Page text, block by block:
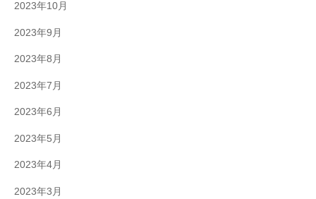
2023年10月
2023年9月
2023年8月
2023年7月
2023年6月
2023年5月
2023年4月
2023年3月